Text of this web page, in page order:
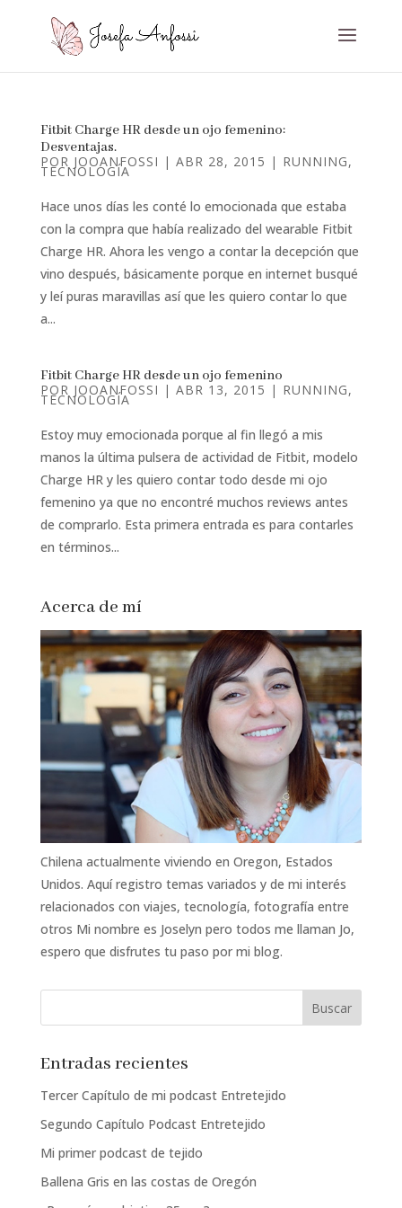
Fitbit Charge HR desde un ojo femenino:
Desventajas.
POR JOOANFOSSI | ABR 28, 2015 | RUNNING,
TECNOLOGÍA
Hace unos días les conté lo emocionada que estaba
con la compra que había realizado del wearable Fitbit
Charge HR. Ahora les vengo a contar la decepción que
vino después, básicamente porque en internet busqué
y leí puras maravillas así que les quiero contar lo que
a...
Fitbit Charge HR desde un ojo femenino
POR JOOANFOSSI | ABR 13, 2015 | RUNNING,
TECNOLOGÍA
Estoy muy emocionada porque al fin llegó a mis
manos la última pulsera de actividad de Fitbit, modelo
Charge HR y les quiero contar todo desde mi ojo
femenino ya que no encontré muchos reviews antes
de comprarlo. Esta primera entrada es para contarles
en términos...
Acerca de mí
Chilena actualmente viviendo en Oregon, Estados
Unidos. Aquí registro temas variados y de mi interés
relacionados con viajes, tecnología, fotografía entre
otros Mi nombre es Joselyn pero todos me llaman Jo,
espero que disfrutes tu paso por mi blog.
Entradas recientes
Tercer Capítulo de mi podcast Entretejido
Segundo Capítulo Podcast Entretejido
Mi primer podcast de tejido
Ballena Gris en las costas de Oregón